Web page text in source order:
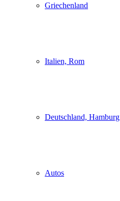
Griechenland
Italien, Rom
Deutschland, Hamburg
Autos